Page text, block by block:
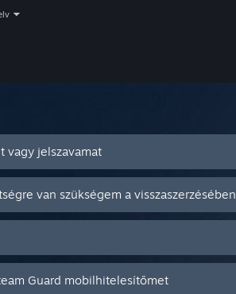
vagy jelszavamat
van szükségem a visszaszerzésében
Guard mobilhitelesítőmet